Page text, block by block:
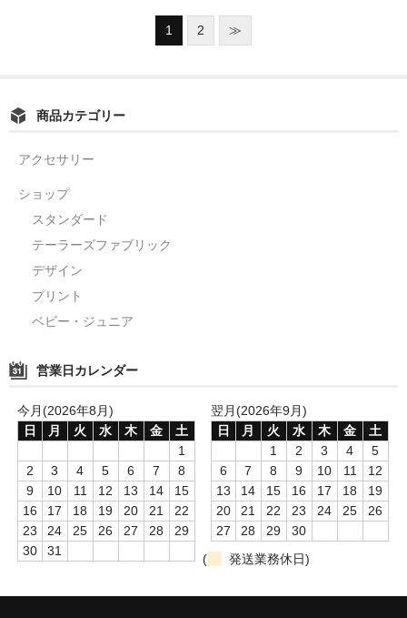
1 2 ≫
商品カテゴリー
アクセサリー
ショップ
スタンダード
テーラーズファブリック
デザイン
プリント
ベビー・ジュニア
営業日カレンダー
今月(2026年8月)
日
月 火 水 木 金
土
1
2
3 4 5 6 7
8
9
10 11 12 13 14
15
16
17 18 19 20 21
22
23
24 25 26 27 28
29
30
31
翌月(2026年9月)
日
月 火 水 木 金
土
1
2 3 4
5
6
7 8 9 10 11
12
13
14 15 16 17 18
19
20
21 22 23 24 25
26
27
28 29
30
(
発送業務休日)